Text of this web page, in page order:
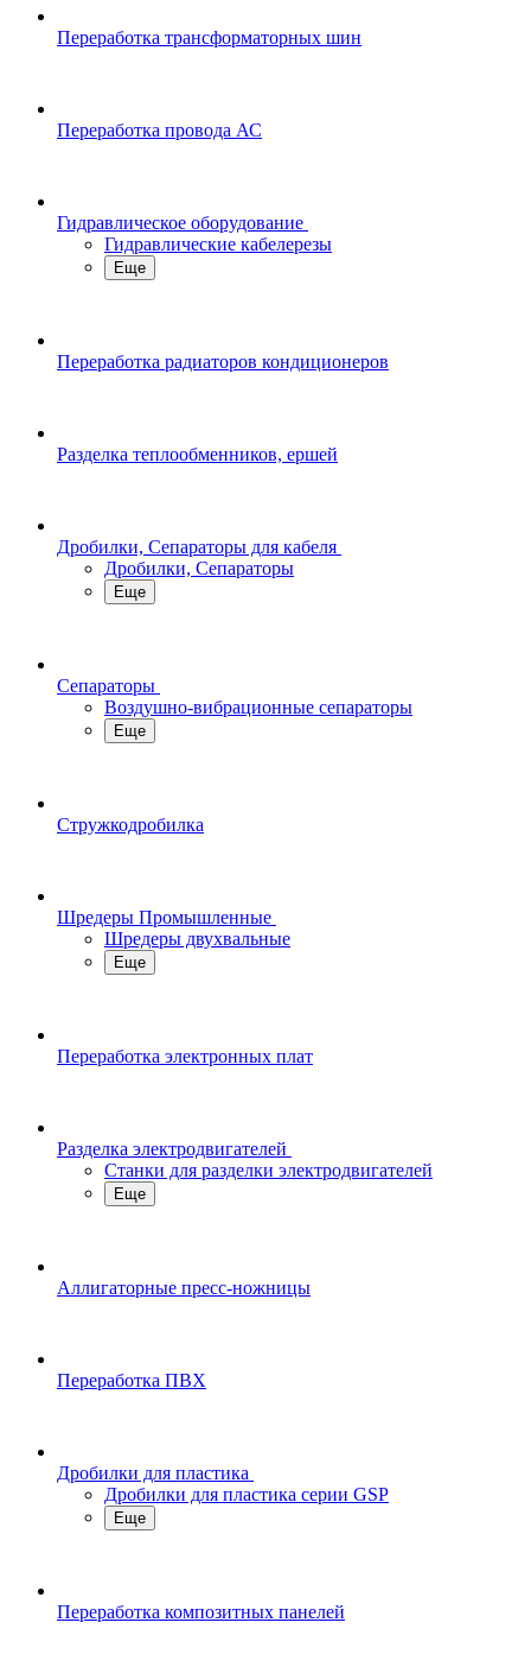
Переработка трансформаторных шин
Переработка провода АС
Гидравлическое оборудование
Гидравлические кабелерезы
Еще
Переработка радиаторов кондиционеров
Разделка теплообменников, ершей
Дробилки, Сепараторы для кабеля
Дробилки, Сепараторы
Еще
Сепараторы
Воздушно-вибрационные сепараторы
Еще
Стружкодробилка
Шредеры Промышленные
Шредеры двухвальные
Еще
Переработка электронных плат
Разделка электродвигателей
Станки для разделки электродвигателей
Еще
Аллигаторные пресс-ножницы
Переработка ПВХ
Дробилки для пластика
Дробилки для пластика серии GSP
Еще
Переработка композитных панелей